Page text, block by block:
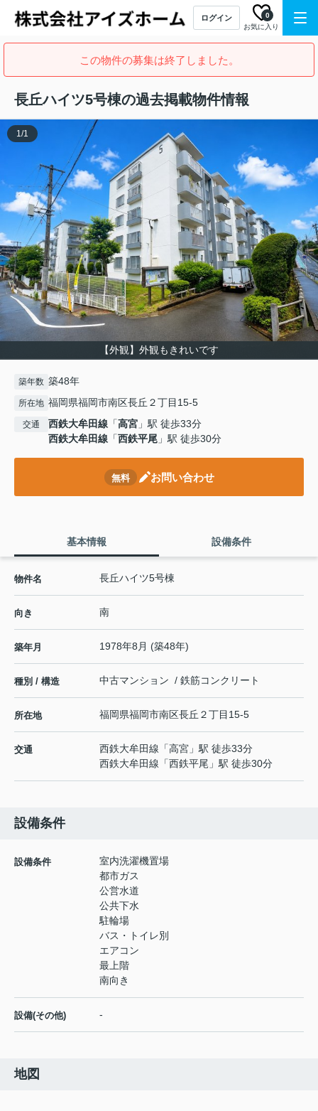
ログイン
お気に入り
0
この物件の募集は終了しました。
長丘ハイツ5号棟の過去掲載物件情報
【外観】外観もきれいです
1/1
築年数 築48年
所在地 福岡県福岡市南区長丘２丁目15-5
交通 西鉄大牟田線 「高宮 」駅 徒歩33分
西鉄大牟田線 「西鉄平尾 」駅 徒歩30分
無料 お問い合わせ
基本情報 設備条件
物件名 長丘ハイツ5号棟
向き 南
築年月 1978年8月 (築48年)
種別 / 構造 中古マンション / 鉄筋コンクリート
所在地 福岡県福岡市南区長丘 ２丁目15-5
交通 西鉄大牟田線 「高宮 」駅 徒歩33分
西鉄大牟田線 「西鉄平尾 」駅 徒歩30分
設備条件
設備条件
室内洗濯機置場
都市ガス
公営水道
公共下水
駐輪場
バス・トイレ別
エアコン
最上階
南向き
設備(その他) -
地図